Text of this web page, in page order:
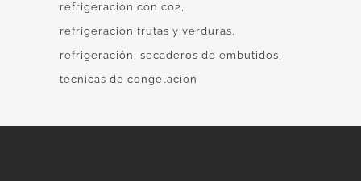
refrigeracion con co2
refrigeracion frutas y verduras
refrigeración
secaderos de embutidos
tecnicas de congelacion